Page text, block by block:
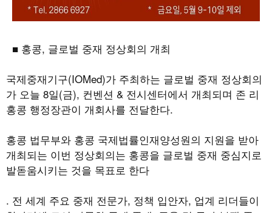
■ 홍콩, 글로벌 중재 정상회의 개최
국제중재기구(IOMed)가 주최하는 글로벌 중재 정상회의
가 오늘 8일(금), 컨벤션 & 전시센터에서 개최되며 존 리
홍콩 행정장관이 개회사를 전달한다.
홍콩 법무부와 홍콩 국제법률인재양성원의 지원을 받아
개최되는 이번 정상회의는 홍콩을 글로벌 중재 중심지로
발돋움시키는 것을 목표로 한다
. 전 세계 주요 중재 전문가, 정책 입안자, 업계 리더들이